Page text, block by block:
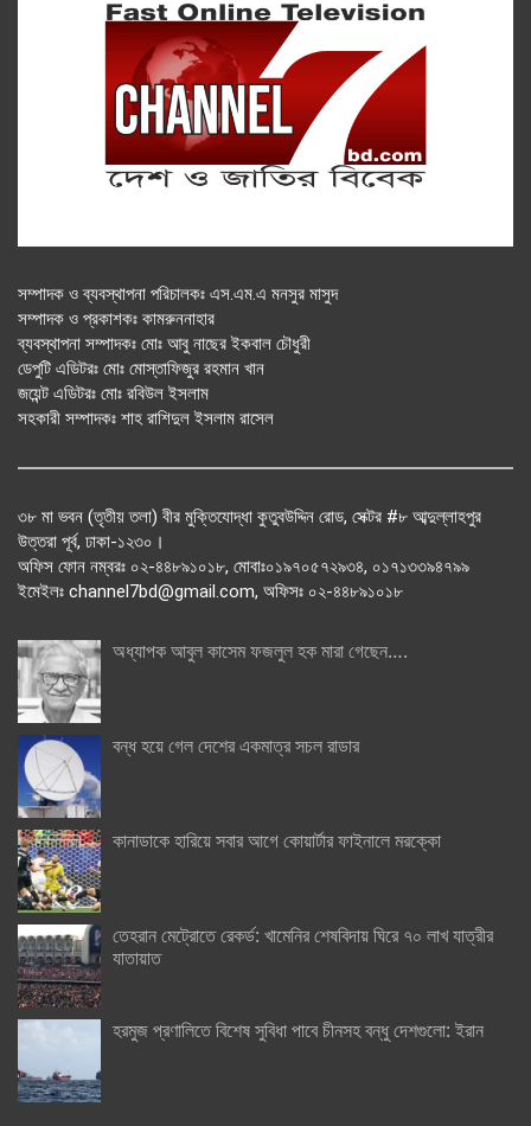
সম্পাদক ও ব্যবস্থাপনা পরিচালকঃ এস.এম.এ মনসুর মাসুদ
সম্পাদক ও প্রকাশকঃ কামরুননাহার
ব্যবস্থাপনা সম্পাদকঃ মোঃ আবু নাছের ইকবাল চৌধুরী
ডেপুটি এডিটরঃ মোঃ মোস্তাফিজুর রহমান খান
জয়েন্ট এডিটরঃ মোঃ রবিউল ইসলাম
সহকারী সম্পাদকঃ শাহ রাশিদুল ইসলাম রাসেল
৩৮ মা ভবন (তৃতীয় তলা) বীর মুক্তিযোদ্ধা কুতুবউদ্দিন রোড, সেক্টর #৮ আব্দুল্লাহপুর
উত্তরা পূর্ব, ঢাকা-১২৩০।
অফিস ফোন নম্বরঃ ০২-৪৪৮৯১০১৮, মোবাঃ০১৯৭০৫৭২৯৩৪, ০১৭১৩৩৯৪৭৯৯
ইমেইলঃ channel7bd@gmail.com, অফিসঃ ০২-৪৪৮৯১০১৮
অধ্যাপক আবুল কাসেম ফজলুল হক মারা গেছেন….
বন্ধ হয়ে গেল দেশের একমাত্র সচল রাডার
কানাডাকে হারিয়ে সবার আগে কোয়ার্টার ফাইনালে মরক্কো
তেহরান মেট্রোতে রেকর্ড: খামেনির শেষবিদায় ঘিরে ৭০ লাখ যাত্রীর
যাতায়াত
হরমুজ প্রণালিতে বিশেষ সুবিধা পাবে চীনসহ বন্ধু দেশগুলো: ইরান